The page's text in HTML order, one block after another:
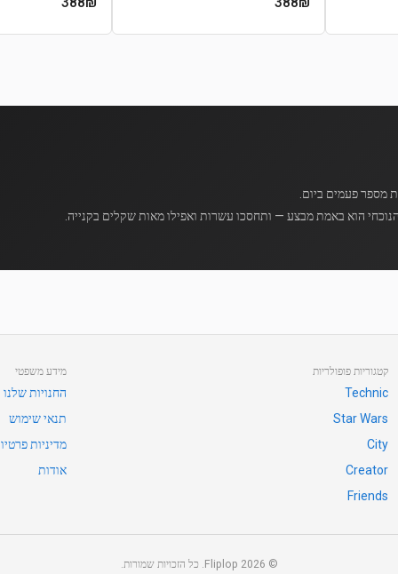
הוא באמת מבצע — ותחסכו עשרות ואפילו מאות שקלים בקנייה.
קטגוריות פופולריות
Technic
Star Wars
City
Creator
Friends
מידע משפטי
החנויות שלנו
תנאי שימוש
מדיניות
אודות
©
2026